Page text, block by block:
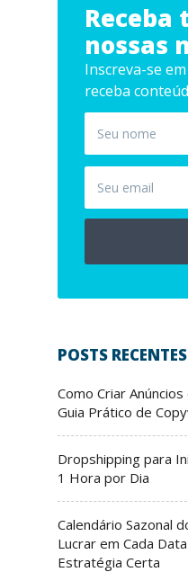
Receba
nossas
Inscreva-se
receba
POSTS RECENTES
Como Criar
Guia Prático de
Dropshipping para
1 Hora por Dia
Calendário Sazonal
Lucrar em Cada
Estratégia Certa